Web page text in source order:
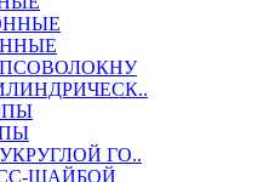
ГО..
ШАЙБОЙ